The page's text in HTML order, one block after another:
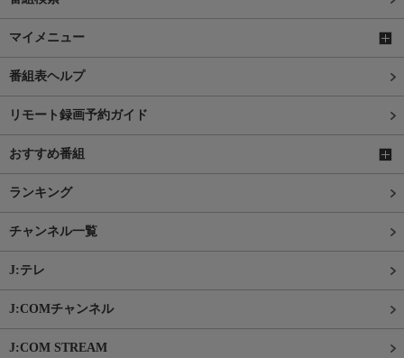
マイメニュー
番組表ヘルプ
リモート録画予約ガイド
おすすめ番組
ランキング
チャンネル一覧
J:テレ
J:COMチャンネル
J:COM STREAM